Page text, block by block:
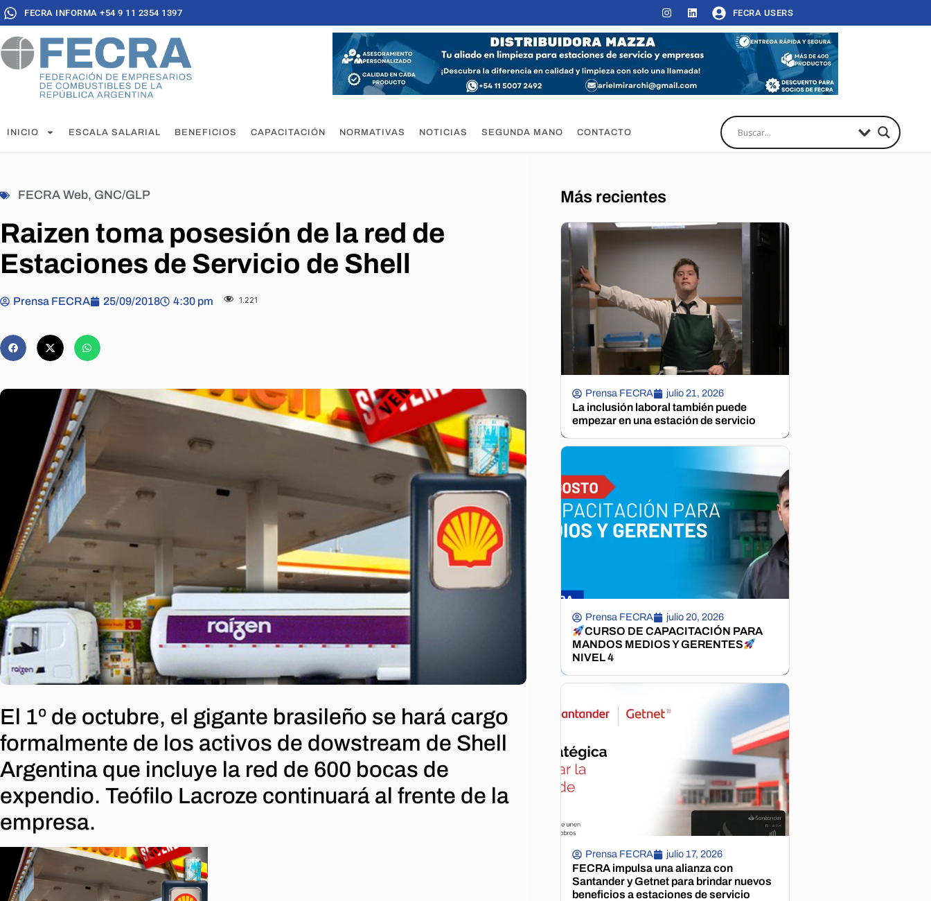
FECRA INFORMA +54 9 11 2354 1397 FECRA USERS
INICIO ESCALA SALARIAL BENEFICIOS CAPACITACIÓN NORMATIVAS NOTICIAS SEGUNDA MANO CONTACTO
FECRA Web, GNC/GLP
Raizen toma posesión de la red de
Estaciones de Servicio de Shell
Prensa FECRA 25/09/2018 4:30 pm 1.221
El 1º de octubre, el gigante brasileño se hará cargo
formalmente de los activos de dowstream de Shell
Argentina que incluye la red de 600 bocas de
expendio. Teófilo Lacroze continuará al frente de la
empresa.
Más recientes
Prensa FECRA julio 21, 2026
La inclusión laboral también puede
empezar en una estación de servicio
Prensa FECRA julio 20, 2026
CURSO DE CAPACITACIÓN PARA
MANDOS MEDIOS Y GERENTES
NIVEL 4
Prensa FECRA julio 17, 2026
FECRA impulsa una alianza con
Santander y Getnet para brindar nuevos
beneficios a estaciones de servicio